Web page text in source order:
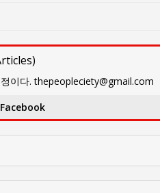
)
이다. thepeopleciety@gmail.com
Facebook